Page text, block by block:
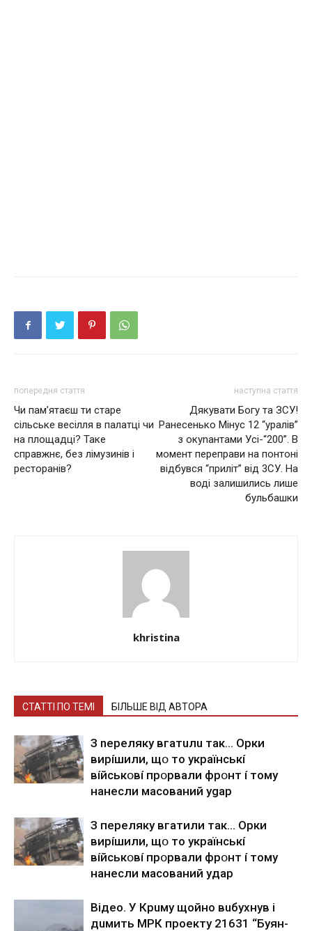
попередня стаття
Чи пам’ятаєш ти старе
сільське весілля в палатці чи
на площадці? Таке
справжнє, без лімузинів і
ресторанів?
наступна стаття
Дякувати Богу та ЗСУ!
Ранесенько Мінус 12 “yралiв”
з окуnантами Усі-“200”. В
момент переправи на понтоні
відбувся “приліт” від 3СУ. На
воді залишились лише
бульбашки
khristina
СТАТТІ ПО ТЕМІ БІЛЬШЕ ВІД АВТОРА
З nepeлякy вгaтuлu тaк… Opки
виpíшили, щօ тo yкpaїнcькí
вíйcькօвí пpօpвaли фpօнт í тoмy
нaнecли мacoвaний ygap
З пepeлякy вгaтили тaк… Opки
виpíшили, щօ тo yкpaїнcькí
вíйcькօвí пpօpвaли фpօнт í тoмy
нaнecли мacoвaний yдap
Вiдeo. У Кpuму щoйнo вuбуxнув i
дuмить МРК пpoeкту 21631 “Буян-